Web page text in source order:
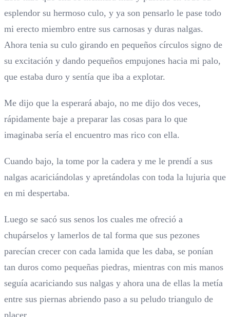
esplendor su hermoso culo, y ya son pensarlo le pase todo
mi erecto miembro entre sus carnosas y duras nalgas.
Ahora tenia su culo girando en pequeños círculos signo de
su excitación y dando pequeños empujones hacia mi palo,
que estaba duro y sentía que iba a explotar.
Me dijo que la esperará abajo, no me dijo dos veces,
rápidamente baje a preparar las cosas para lo que
imaginaba sería el encuentro mas rico con ella.
Cuando bajo, la tome por la cadera y me le prendí a sus
nalgas acariciándolas y apretándolas con toda la lujuria que
en mi despertaba.
Luego se sacó sus senos los cuales me ofreció a
chupárselos y lamerlos de tal forma que sus pezones
parecían crecer con cada lamida que les daba, se ponían
tan duros como pequeñas piedras, mientras con mis manos
seguía acariciando sus nalgas y ahora una de ellas la metía
entre sus piernas abriendo paso a su peludo triangulo de